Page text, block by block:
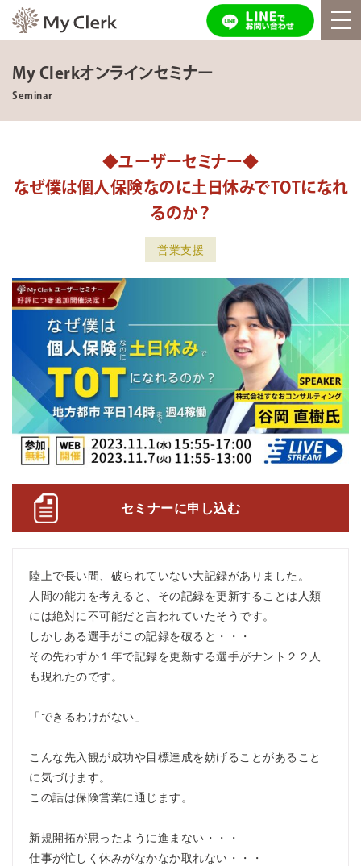
My Clerkオンラインセミナー
Seminar
◆ユーザーセミナー◆
なぜ僕は個人保険なのに土日休みでTOTになれ
るのか？
営業支援
セミナーに申し込む
陸上で長い間、破られていない大記録がありました。
人間の能力を考えると、その記録を更新することは人類
には絶対に不可能だと言われていたそうです。
しかしある選手がこの記録を破ると・・・
その先わずか１年で記録を更新する選手がナント２２人
も現れたのです。
「できるわけがない」
こんな先入観が成功や目標達成を妨げることがあること
に気づけます。
この話は保険営業に通じます。
新規開拓が思ったように進まない・・・
仕事が忙しく休みがなかなか取れない・・・